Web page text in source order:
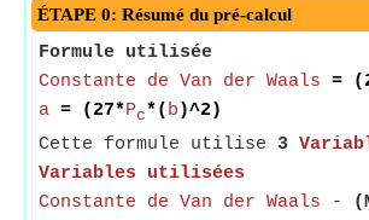
ÉTAPE 0: Résumé du pré-calcul
Formule utilisée
Constante de Van der Waals =
a = (27*Pc*( b )^2)
Cette formule utilise 3
Variables utilisées
Constante de Van der Waals -